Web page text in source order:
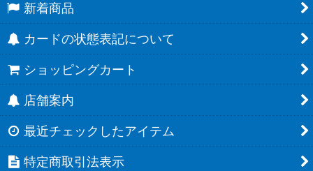
新着商品
カードの状態表記について
ショッピングカート
店舗案内
最近チェックしたアイテム
特定商取引法表示